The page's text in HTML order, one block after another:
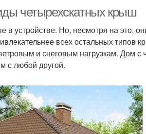
четырехскатных крыш
устройстве. Но, несмотря на это,
всех остальных типов
и снеговым нагрузкам. Дом с
с любой другой.